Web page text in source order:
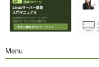
Menu